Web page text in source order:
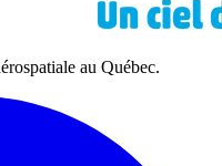
au Québec.